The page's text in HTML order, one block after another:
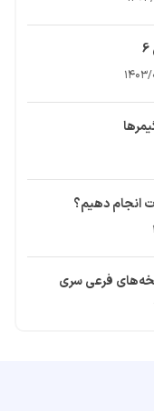
۰۳
انجام دهیم؟
فرعی سری